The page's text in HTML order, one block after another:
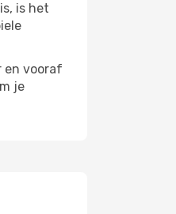
is het
en vooraf
je